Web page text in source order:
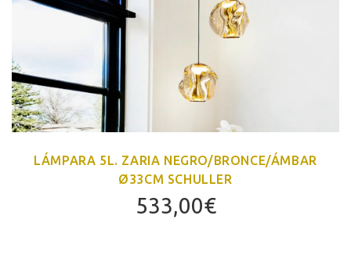
LÁMPARA 5L. ZARIA NEGRO/BRONCE/ÁMBAR
Ø33CM SCHULLER
533,00€